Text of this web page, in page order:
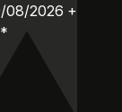
08/2026 +